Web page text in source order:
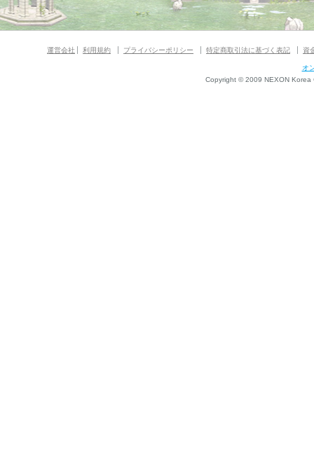
運営会社 利用規約 プライバシーポリシー 特定商取引法に基づく表記 資
オ
Copyright © 2009 NEXON Korea